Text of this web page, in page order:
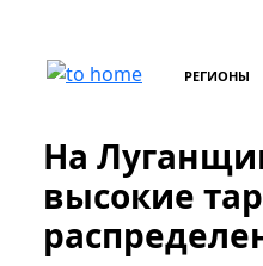
РЕГИОНЫ
На
высокие